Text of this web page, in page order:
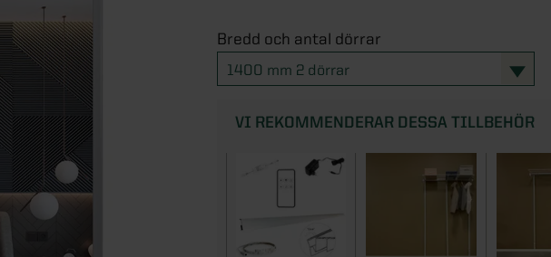
Bredd och antal dörrar
1400 mm 2 dörrar
VI REKOMMENDERAR DESSA TILLBEHÖR